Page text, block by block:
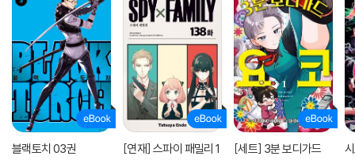
블랙토치 03권
[연재] 스파이 패밀리 1
[세트] 3분 보디가드